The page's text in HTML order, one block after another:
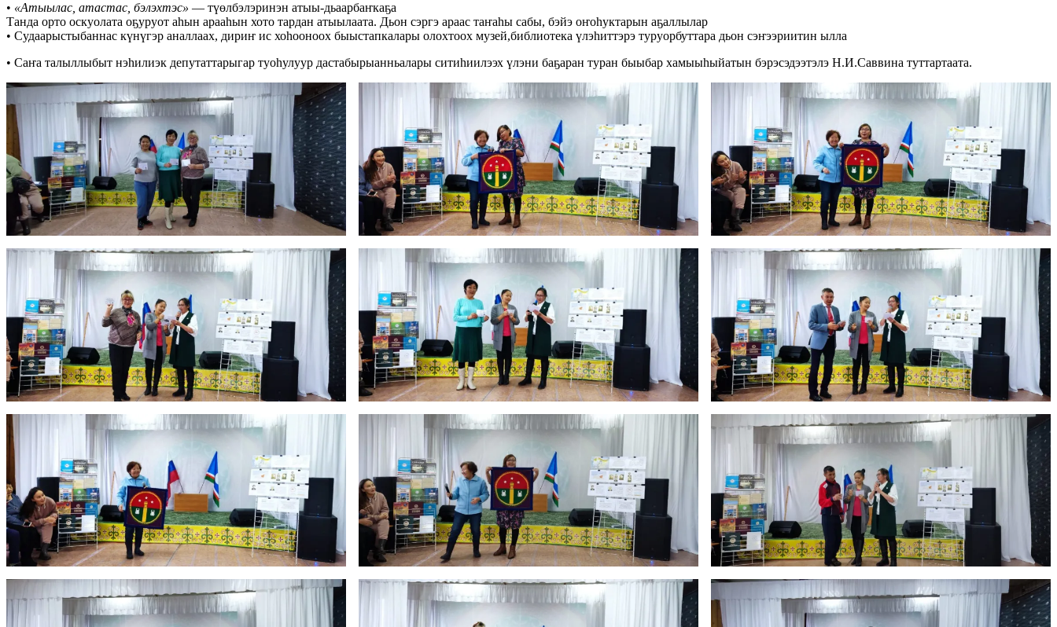
• «Атыылас, атастас, бэлэхтэс» — түөлбэлэринэн атыы-дьаарбаҥкаҕа
Танда орто оскуолата оҕуруот аһын арааһын хото тардан атыылаата. Дьон сэргэ араас таҥаһы сабы, бэйэ оҥоһуктарын аҕаллылар
• Судаарыстыбаннас күнүгэр аналлаах, дириҥ ис хоһооноох быыстапкалары олохтоох музей,библиотека үлэһиттэрэ туруорбуттара дьон сэҥээриитин ылла
• Саҥа талыллыбыт нэһилиэк депутаттарыгар туоһулуур дастабырыанньалары ситиһиилээх үлэни баҕаран туран быыбар хамыыһыйатын бэрэсэдээтэлэ Н.И.Саввина туттартаата.